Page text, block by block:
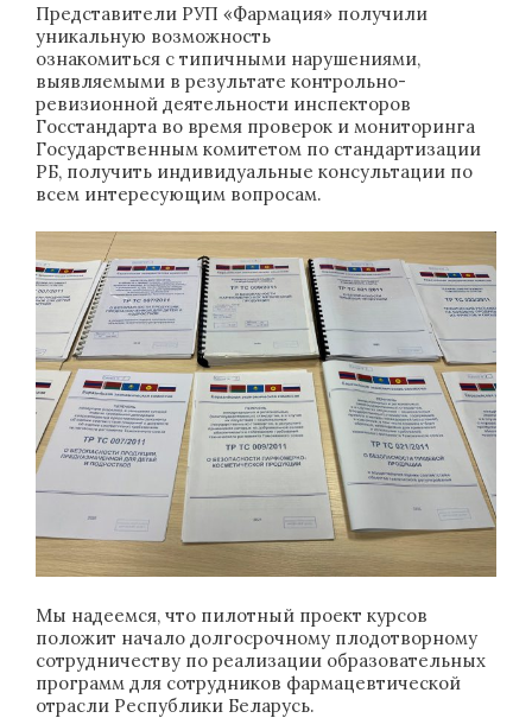
Представители РУП «Фармация» получили
уникальную возможность
ознакомиться с типичными нарушениями,
выявляемыми в результате контрольно-
ревизионной деятельности инспекторов
Госстандарта во время проверок и мониторинга
Государственным комитетом по стандартизации
РБ, получить индивидуальные консультации по
всем интересующим вопросам.
Мы надеемся, что пилотный проект курсов
положит начало долгосрочному плодотворному
сотрудничеству по реализации образовательных
программ для сотрудников фармацевтической
отрасли Республики Беларусь.